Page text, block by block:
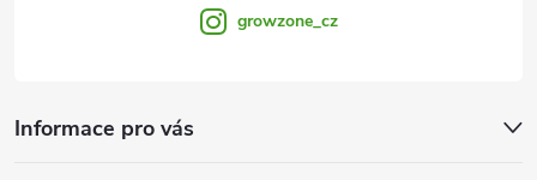
growzone_cz
Informace pro vás